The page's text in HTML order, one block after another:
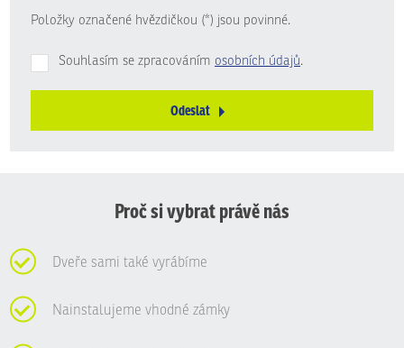
Položky označené hvězdičkou (*) jsou povinné.
Souhlasím se zpracováním osobních údajů.
Odeslat
Proč si vybrat právě nás
Dveře sami také vyrábíme
Nainstalujeme vhodné zámky